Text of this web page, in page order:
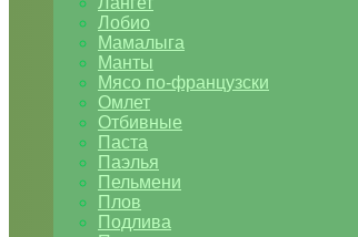
Лобио
Мамалыга
Манты
Мясо по-французски
Омлет
Отбивные
Паста
Паэлья
Пельмени
Плов
Подлива